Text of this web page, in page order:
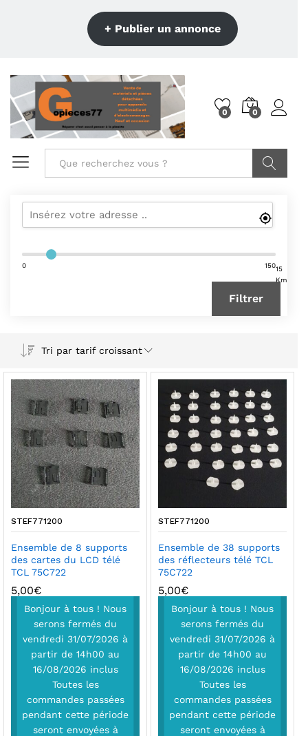
+ Publier un annonce
0 0
0
15
Km
150
Filtrer
Tri par tarif croissant
STEF771200
Ensemble de 8 supports
des cartes du LCD télé
TCL 75C722
5,00€
Bonjour à tous ! Nous
serons fermés du
vendredi 31/07/2026 à
partir de 14h00 au
16/08/2026 inclus
Toutes les
commandes passées
pendant cette période
seront envoyées à
STEF771200
Ensemble de 38 supports
des réflecteurs télé TCL
75C722
5,00€
Bonjour à tous ! Nous
serons fermés du
vendredi 31/07/2026 à
partir de 14h00 au
16/08/2026 inclus
Toutes les
commandes passées
pendant cette période
seront envoyées à